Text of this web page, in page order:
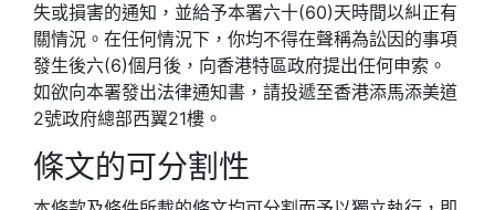
失或損害的通知，並給予本署六十(60)天時間以糾正有
關情況。在任何情況下，你均不得在聲稱為訟因的事項
發生後六(6)個月後，向香港特區政府提出任何申索。
如欲向本署發出法律通知書，請投遞至香港添馬添美道
2號政府總部西翼21樓。
條文的可分割性